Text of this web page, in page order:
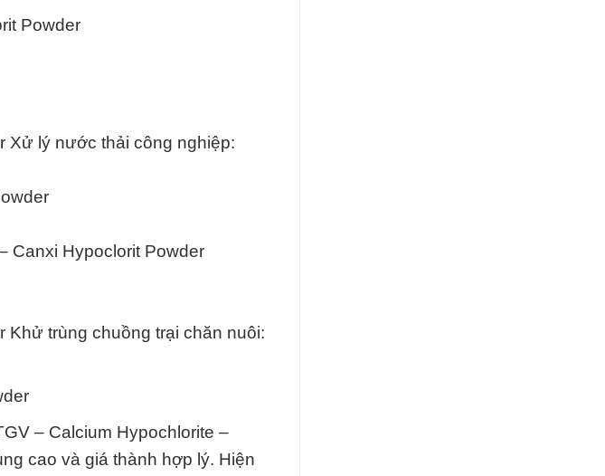
Powder
Xử lý nước thải công nghiệp:
Canxi Hypoclorit Powder
Khử trùng chuồng trại chăn nuôi:
– Calcium Hypochlorite –
cao và giá thành hợp lý. Hiện